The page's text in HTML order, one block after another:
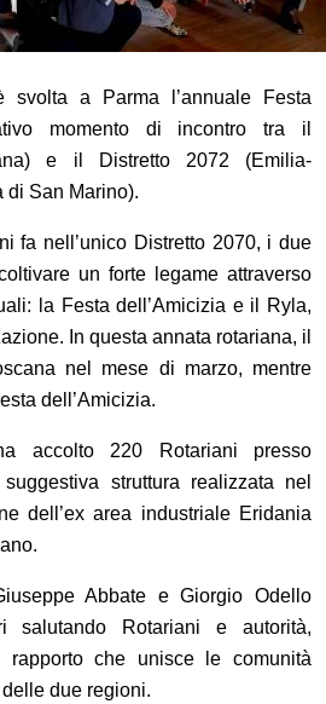
svolta a Parma l ’annuale Festa
momento di incontro tra il
e il Distretto 2072 (Emilia-
di San Marino).
fa nell ’unico Distretto 2070, i due
un forte legame attraverso
la Festa dell ’Amicizia e il Ryla,
In questa annata rotariana, il
nel mese di marzo, mentre
dell ’Amicizia.
accolto 220 Rotariani presso
struttura realizzata nel
dell ’ex area industriale Eridania
Abbate e Giorgio Odello
salutando Rotariani e autorità,
rapporto che unisce le comunità
due regioni.